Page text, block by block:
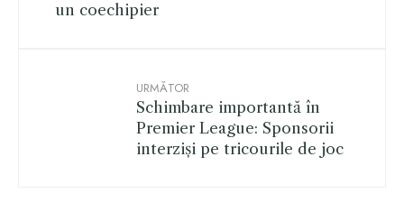
un coechipier
URMĂTOR
Schimbare importantă în
Premier League: Sponsorii
interziși pe tricourile de joc